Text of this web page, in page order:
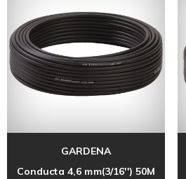
GARDENA
Conducta 4,6 mm(3/16'') 50M